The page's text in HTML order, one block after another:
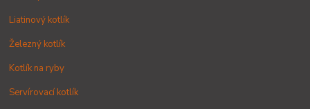
Liatinový kotlík
Železný kotlík
Kotlík na ryby
Servírovací kotlík